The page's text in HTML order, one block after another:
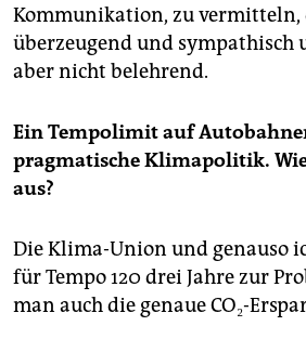
Kommunikation, zu vermitteln,
überzeugend und sympathisch
aber nicht belehrend.
Ein Tempolimit auf
pragmatische Klimapolitik.
aus?
Die Klima-Union und genauso
für Tempo 120 drei Jahre zur
man auch die genaue CO₂-